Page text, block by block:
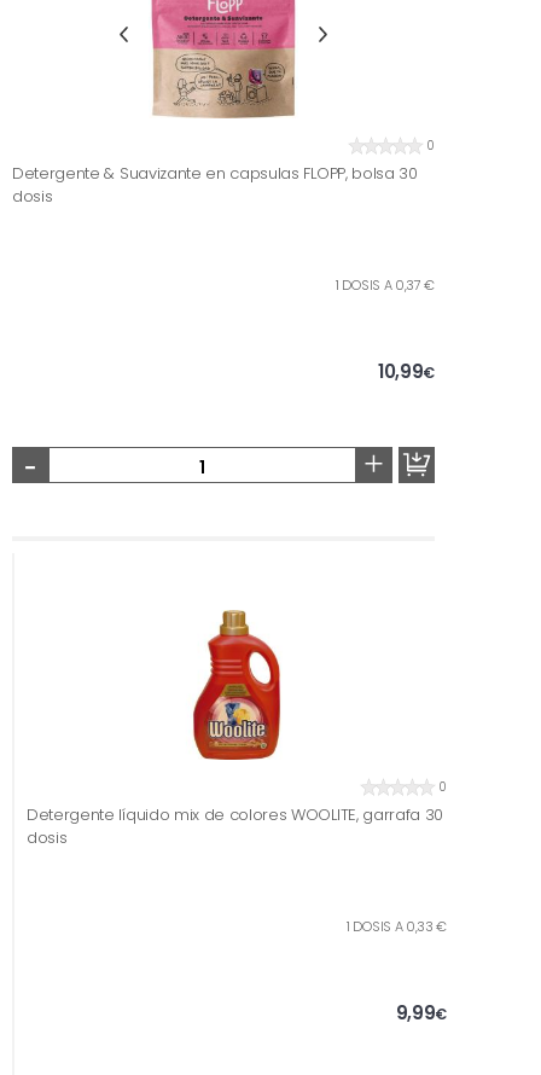
0
Detergente & Suavizante en capsulas FLOPP, bolsa 30
dosis
1 DOSIS A 0,37 €
10,99€
- +
0
Detergente líquido mix de colores WOOLITE, garrafa 30
dosis
1 DOSIS A 0,33 €
9,99€